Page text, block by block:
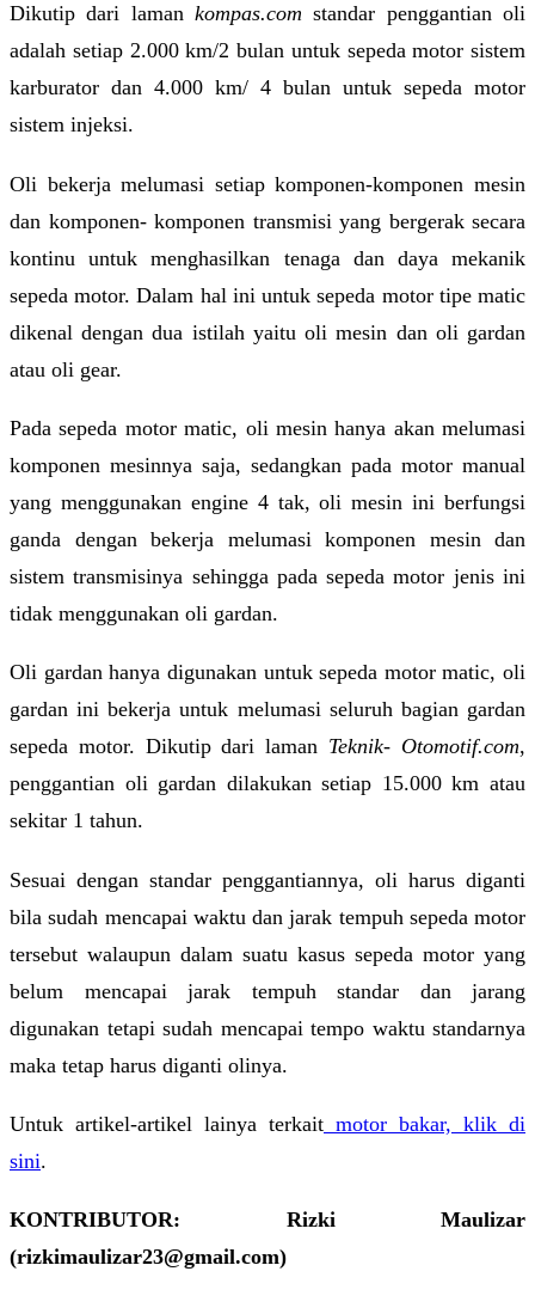
Dikutip dari laman kompas.comstandar penggantian oli
adalah setiap 2.000 km/2 bulan untuk sepeda motor sistem
karburator dan 4.000 km/ 4 bulan untuk sepeda motor
sistem injeksi.
Oli bekerja melumasi setiap komponen-komponen mesin
dan komponen- komponen transmisi yang bergerak secara
kontinu untuk menghasilkan tenaga dan daya mekanik
sepeda motor. Dalam hal ini untuk sepeda motor tipe matic
dikenal dengan dua istilah yaitu oli mesin dan oli gardan
atau oli gear.
Pada sepeda motor matic, oli mesin hanya akan melumasi
komponen mesinnya saja, sedangkan pada motor manual
yang menggunakan engine 4 tak, oli mesin ini berfungsi
ganda dengan bekerja melumasi komponen mesin dan
sistem transmisinya sehingga pada sepeda motor jenis ini
tidak menggunakan oli gardan.
Oli gardan hanya digunakan untuk sepeda motor matic, oli
gardan ini bekerja untuk melumasi seluruh bagian gardan
sepeda motor. Dikutip dari laman Teknik- Otomotif.com,
penggantian oli gardan dilakukan setiap 15.000 km atau
sekitar 1 tahun.
Sesuai dengan standar penggantiannya, oli harus diganti
bila sudah mencapai waktu dan jarak tempuh sepeda motor
tersebut walaupun dalam suatu kasus sepeda motor yang
belum mencapai jarak tempuh standar dan jarang
digunakan tetapi sudah mencapai tempo waktu standarnya
maka tetap harus diganti olinya.
Untuk artikel-artikel lainya terkait motor bakar, klik di
sini.
KONTRIBUTOR: Rizki Maulizar
(rizkimaulizar23@gmail.com)